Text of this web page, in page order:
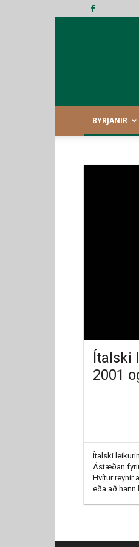
BYRJANIR
Ítalski
2001
Ítalski
Ástæðan
Hvítur reynir
eða að